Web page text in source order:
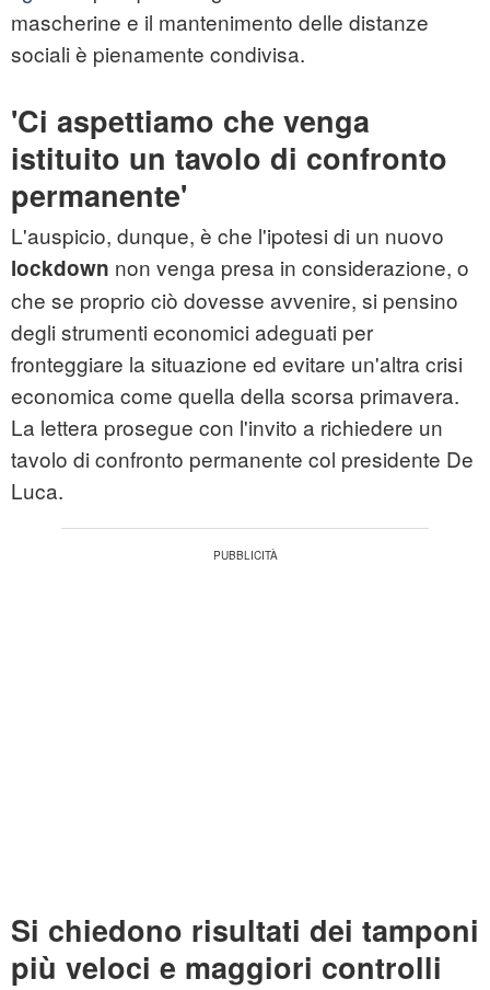
mascherine e il mantenimento delle distanze
sociali è pienamente condivisa.
'Ci aspettiamo che venga
istituito un tavolo di confronto
permanente'
L'auspicio, dunque, è che l'ipotesi di un nuovo
lockdown non venga presa in considerazione, o
che se proprio ciò dovesse avvenire, si pensino
degli strumenti economici adeguati per
fronteggiare la situazione ed evitare un'altra crisi
economica come quella della scorsa primavera.
La lettera prosegue con l'invito a richiedere un
tavolo di confronto permanente col presidente De
Luca.
Si chiedono risultati dei tamponi
più veloci e maggiori controlli